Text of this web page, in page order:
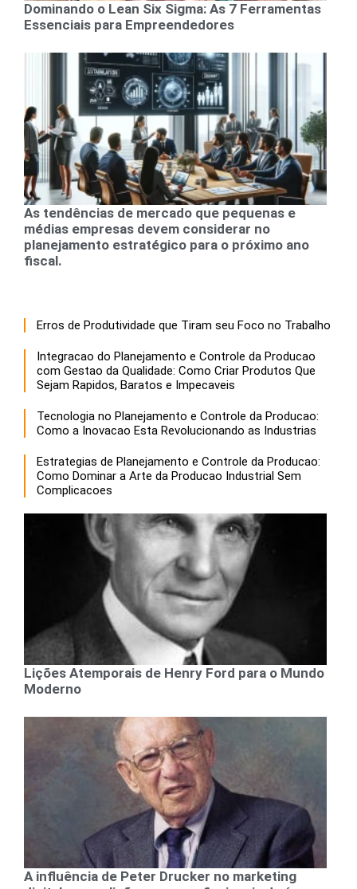
Dominando o Lean Six Sigma: As 7 Ferramentas
Essenciais para Empreendedores
As tendências de mercado que pequenas e
médias empresas devem considerar no
planejamento estratégico para o próximo ano
fiscal.
Erros de Produtividade que Tiram seu Foco no Trabalho
Integracao do Planejamento e Controle da Producao
com Gestao da Qualidade: Como Criar Produtos Que
Sejam Rapidos, Baratos e Impecaveis
Tecnologia no Planejamento e Controle da Producao:
Como a Inovacao Esta Revolucionando as Industrias
Estrategias de Planejamento e Controle da Producao:
Como Dominar a Arte da Producao Industrial Sem
Complicacoes
Lições Atemporais de Henry Ford para o Mundo
Moderno
A influência de Peter Drucker no marketing